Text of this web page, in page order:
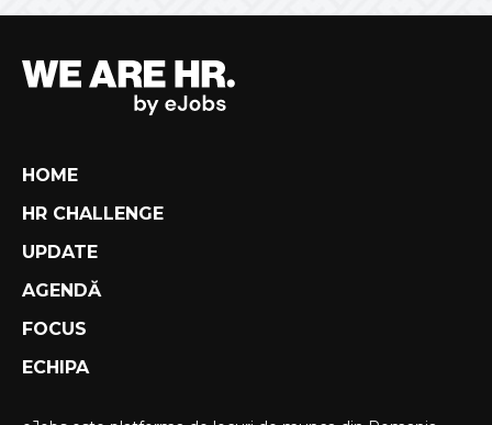
HOME
HR CHALLENGE
UPDATE
AGENDĂ
FOCUS
ECHIPA